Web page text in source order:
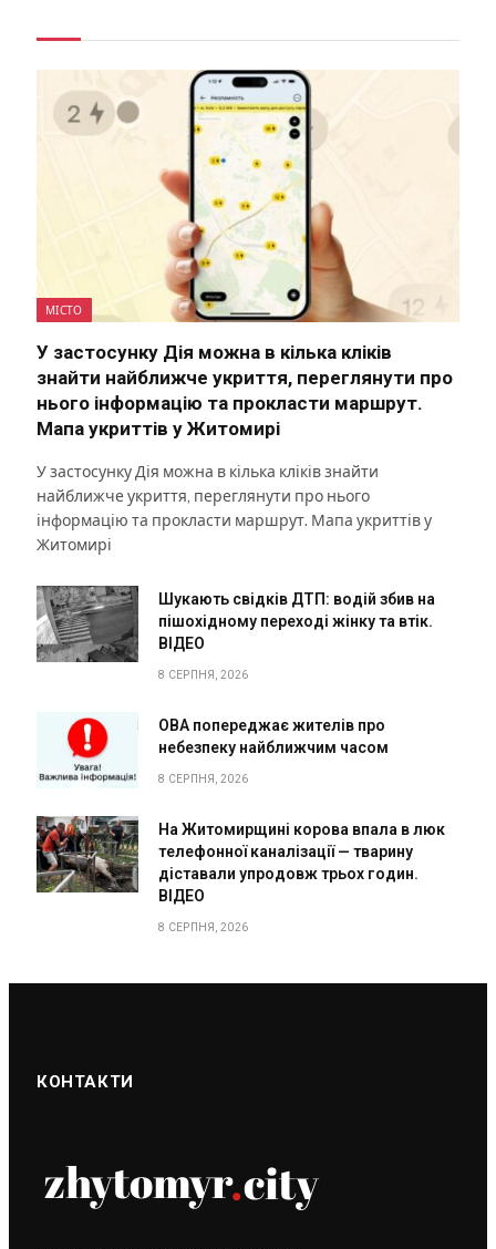
МІСТО
У застосунку Дія можна в кілька кліків
знайти найближче укриття, переглянути про
нього інформацію та прокласти маршрут.
Мапа укриттів у Житомирі
У застосунку Дія можна в кілька кліків знайти
найближче укриття, переглянути про нього
інформацію та прокласти маршрут. Мапа укриттів у
Житомирі
Шукають свідків ДТП: водій збив на
пішохідному переході жінку та втік.
ВІДЕО
8 СЕРПНЯ, 2026
ОВА попереджає жителів про
небезпеку найближчим часом
8 СЕРПНЯ, 2026
На Житомирщині корова впала в люк
телефонної каналізації — тварину
діставали упродовж трьох годин.
ВІДЕО
8 СЕРПНЯ, 2026
КОНТАКТИ